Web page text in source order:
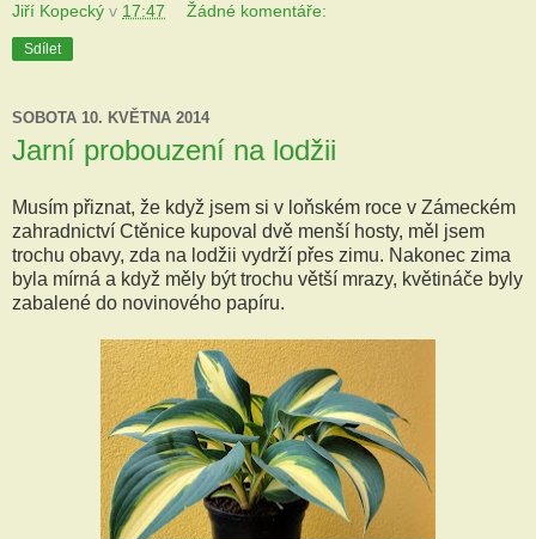
Jiří Kopecký v 17:47 Žádné komentáře:
Sdílet
SOBOTA 10. KVĚTNA 2014
Jarní probouzení na lodžii
Musím přiznat, že když jsem si v loňském roce v Zámeckém
zahradnictví Ctěnice kupoval dvě menší hosty, měl jsem
trochu obavy, zda na lodžii vydrží přes zimu. Nakonec zima
byla mírná a když měly být trochu větší mrazy, květináče byly
zabalené do novinového papíru.